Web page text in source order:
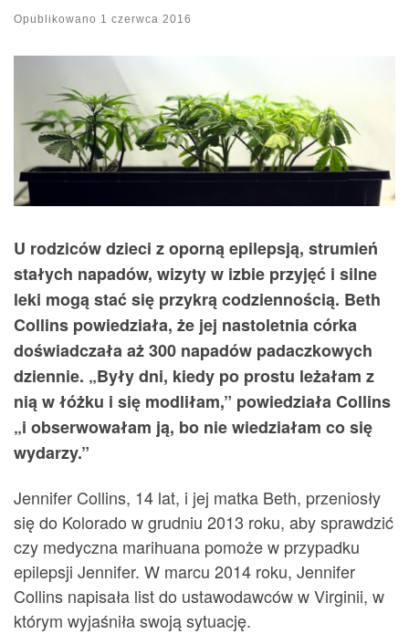
Opublikowano 1 czerwca 2016
U rodziców dzieci z oporną epilepsją, strumień
stałych napadów, wizyty w izbie przyjęć i silne
leki mogą stać się przykrą codziennością. Beth
Collins powiedziała, że jej nastoletnia córka
doświadczała aż 300 napadów padaczkowych
dziennie. „Były dni, kiedy po prostu leżałam z
nią w łóżku i się modliłam,” powiedziała Collins
„i obserwowałam ją, bo nie wiedziałam co się
wydarzy.”
Jennifer Collins, 14 lat, i jej matka Beth, przeniosły
się do Kolorado w grudniu 2013 roku, aby sprawdzić
czy medyczna marihuana pomoże w przypadku
epilepsji Jennifer. W marcu 2014 roku, Jennifer
Collins napisała list do ustawodawców w Virginii, w
którym wyjaśniła swoją sytuację.